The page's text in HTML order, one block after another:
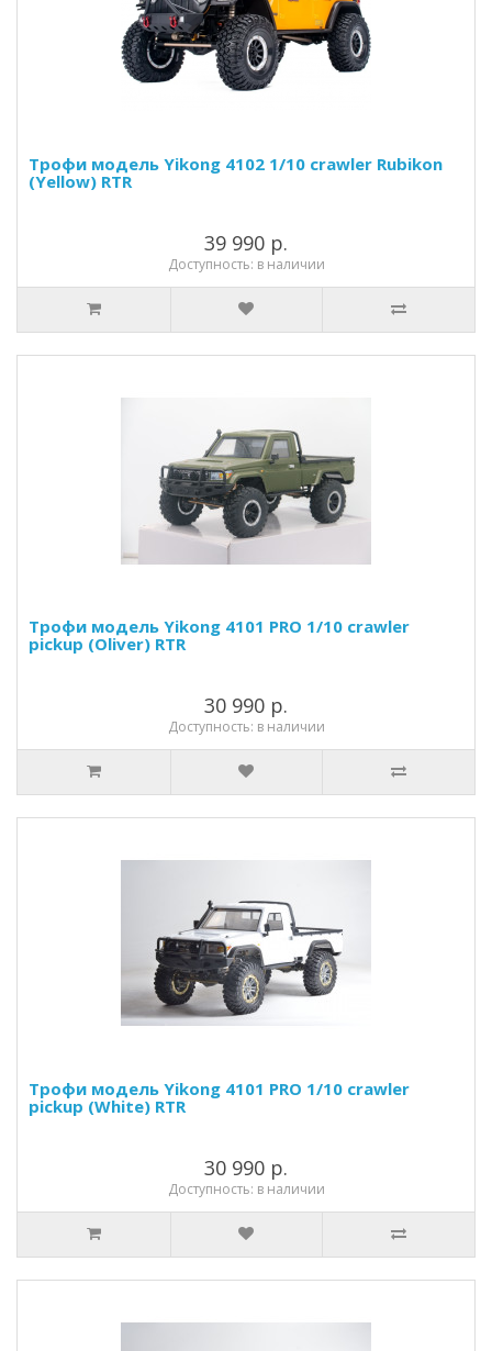
Трофи модель Yikong 4102 1/10 crawler Rubikon
(Yellow) RTR
39 990 р.
Доступность: в наличии
Трофи модель Yikong 4101 PRO 1/10 crawler
pickup (Oliver) RTR
30 990 р.
Доступность: в наличии
Трофи модель Yikong 4101 PRO 1/10 crawler
pickup (White) RTR
30 990 р.
Доступность: в наличии